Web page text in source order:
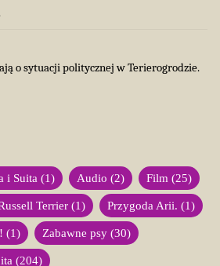
o sytuacji politycznej w Terierogrodzie.
i Suita (1) Audio (2) Film (25)
Terrier (1) Przygoda Arii. (1)
(1) Zabawne psy (30)
(204)